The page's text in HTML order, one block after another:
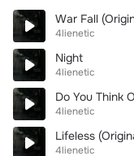
War Fall
4lienetic
Night
4lienetic
Do You Think
4lienetic
Lifeless
4lienetic